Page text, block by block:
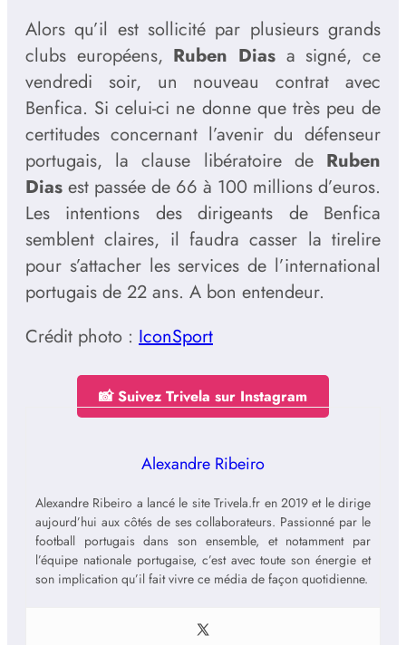
Alors qu’il est sollicité par plusieurs grands
clubs européens, Ruben Dias a signé, ce
vendredi soir, un nouveau contrat avec
Benfica. Si celui-ci ne donne que très peu de
certitudes concernant l’avenir du défenseur
portugais, la clause libératoire de Ruben
Dias est passée de 66 à 100 millions d’euros.
Les intentions des dirigeants de Benfica
semblent claires, il faudra casser la tirelire
pour s’attacher les services de l’international
portugais de 22 ans. A bon entendeur.
Crédit photo : IconSport
📸 Suivez Trivela sur Instagram
Alexandre Ribeiro
Alexandre Ribeiro a lancé le site Trivela.fr en 2019 et le dirige
aujourd’hui aux côtés de ses collaborateurs. Passionné par le
football portugais dans son ensemble, et notamment par
l’équipe nationale portugaise, c’est avec toute son énergie et
son implication qu’il fait vivre ce média de façon quotidienne.